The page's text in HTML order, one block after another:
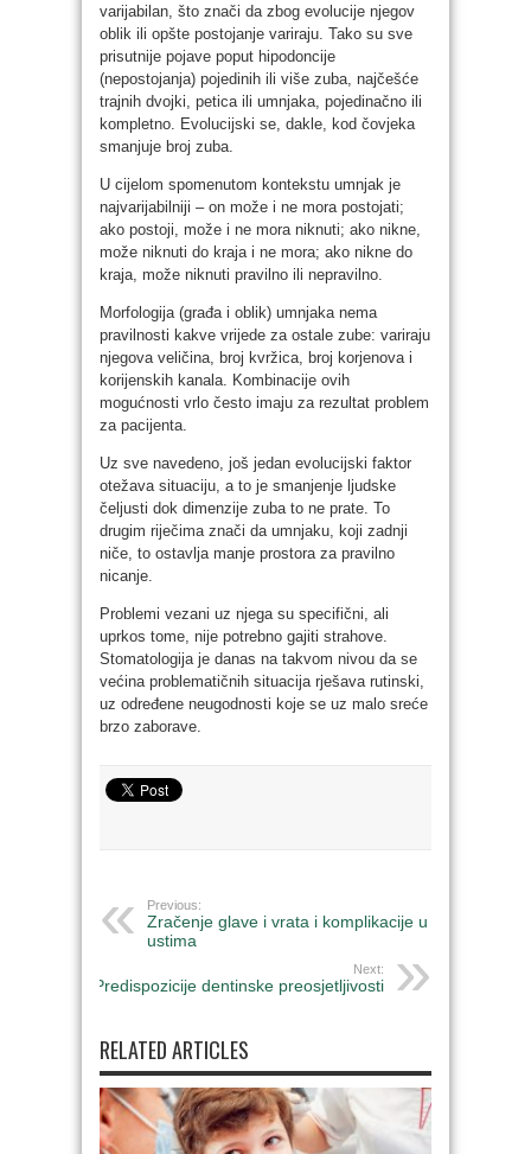
varijabilan, što znači da zbog evolucije njegov
oblik ili opšte postojanje variraju. Tako su sve
prisutnije pojave poput hipodoncije
(nepostojanja) pojedinih ili više zuba, najčešće
trajnih dvojki, petica ili umnjaka, pojedinačno ili
kompletno. Evolucijski se, dakle, kod čovjeka
smanjuje broj zuba.
U cijelom spomenutom kontekstu umnjak je
najvarijabilniji – on može i ne mora postojati;
ako postoji, može i ne mora niknuti; ako nikne,
može niknuti do kraja i ne mora; ako nikne do
kraja, može niknuti pravilno ili nepravilno.
Morfologija (građa i oblik) umnjaka nema
pravilnosti kakve vrijede za ostale zube: variraju
njegova veličina, broj kvržica, broj korjenova i
korijenskih kanala. Kombinacije ovih
mogućnosti vrlo često imaju za rezultat problem
za pacijenta.
Uz sve navedeno, još jedan evolucijski faktor
otežava situaciju, a to je smanjenje ljudske
čeljusti dok dimenzije zuba to ne prate. To
drugim riječima znači da umnjaku, koji zadnji
niče, to ostavlja manje prostora za pravilno
nicanje.
Problemi vezani uz njega su specifični, ali
uprkos tome, nije potrebno gajiti strahove.
Stomatologija je danas na takvom nivou da se
većina problematičnih situacija rješava rutinski,
uz određene neugodnosti koje se uz malo sreće
brzo zaborave.
Previous:
Zračenje glave i vrata i komplikacije u
ustima
Next:
Predispozicije dentinske preosjetljivosti
RELATED ARTICLES